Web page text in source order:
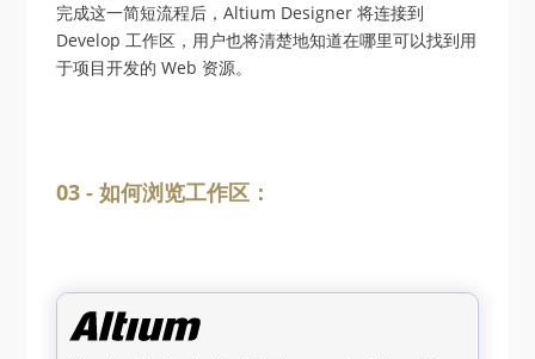
完成这一简短流程后，Altium Designer 将连接到
Develop 工作区，用户也将清楚地知道在哪里可以找到用
于项目开发的 Web 资源。
03 - 如何浏览工作区：